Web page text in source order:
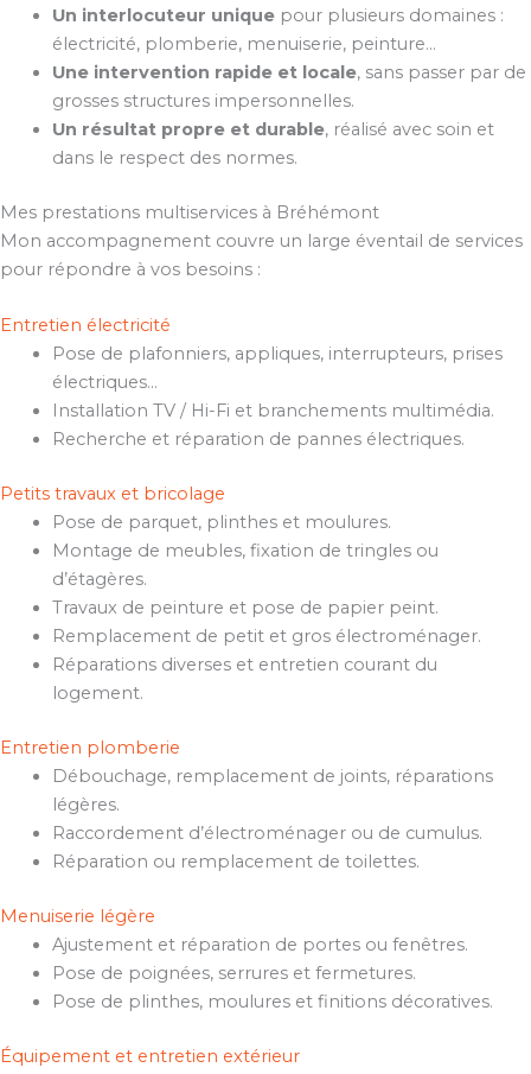
Un interlocuteur uniquepour plusieurs domaines :
électricité, plomberie, menuiserie, peinture…
Une intervention rapide et locale, sans passer par de
grosses structures impersonnelles.
Un résultat propre et durable, réalisé avec soin et
dans le respect des normes.
Mes prestations multiservices à Bréhémont
Mon accompagnement couvre un large éventail de services
pour répondre à vos besoins :
Entretien électricité
Pose de plafonniers, appliques, interrupteurs, prises
électriques…
Installation TV / Hi-Fi et branchements multimédia.
Recherche et réparation de pannes électriques.
Petits travaux et bricolage
Pose de parquet, plinthes et moulures.
Montage de meubles, fixation de tringles ou
d’étagères.
Travaux de peinture et pose de papier peint.
Remplacement de petit et gros électroménager.
Réparations diverses et entretien courant du
logement.
Entretien plomberie
Débouchage, remplacement de joints, réparations
légères.
Raccordement d’électroménager ou de cumulus.
Réparation ou remplacement de toilettes.
Menuiserie légère
Ajustement et réparation de portes ou fenêtres.
Pose de poignées, serrures et fermetures.
Pose de plinthes, moulures et finitions décoratives.
Équipement et entretien extérieur